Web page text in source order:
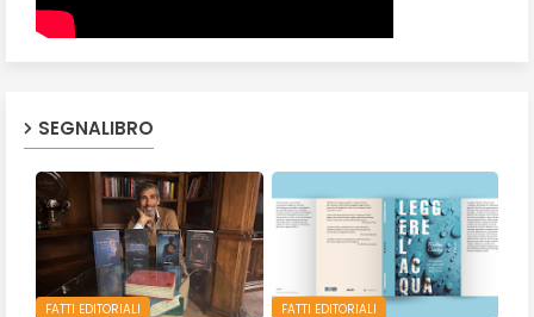
SEGNALIBRO
FATTI EDITORIALI FATTI EDITORIALI